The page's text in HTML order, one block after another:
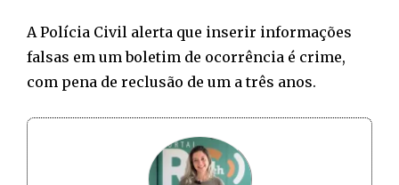
A Polícia Civil alerta que inserir informações
falsas em um boletim de ocorrência é crime,
com pena de reclusão de um a três anos.